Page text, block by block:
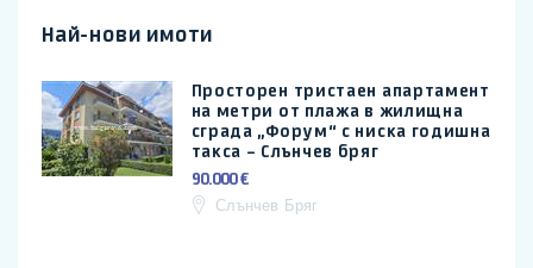
Най-нови имоти
Просторен тристаен апартамент
на метри от плажа в жилищна
сграда „Форум“ с ниска годишна
такса – Слънчев бряг
90.000 €
Слънчев Бряг